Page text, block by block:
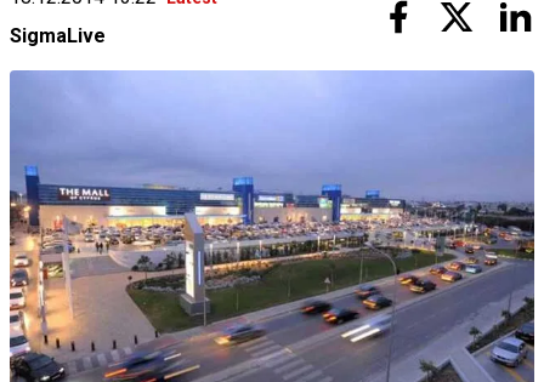
SigmaLive